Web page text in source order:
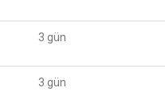
3 gün
3 gün